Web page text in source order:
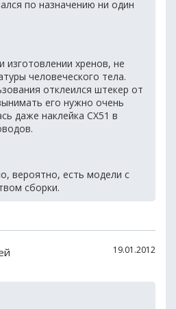
по назначению ни один
изготовлении хренов, не
человеческого тела.
отклеился штекер от
его нужно очень
даже наклейка CX51 в
вероятно, есть модели с
сборки.
19.01.2012